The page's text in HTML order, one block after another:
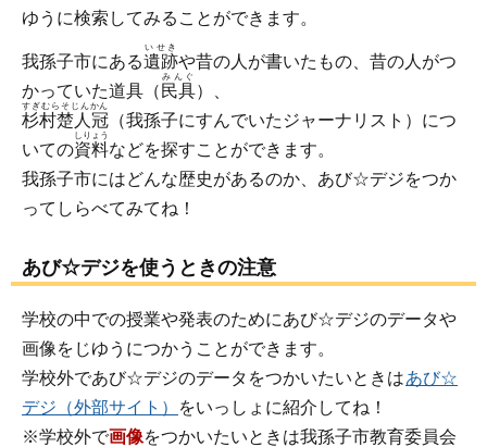
ゆうに検索してみることができます。
我孫子市にある遺跡
いせき
や昔の人が書いたもの、昔の人がつ
かっていた道具（ 民具
みんぐ
）、
杉村楚人冠
すぎむらそじんかん
（我孫子にすんでいたジャーナリスト）につ
いての資料
しりょう
などを探すことができます。
我孫子市にはどんな歴史があるのか、あび☆デジをつか
ってしらべてみてね！
あび☆デジを使うときの注意
学校の中での授業や発表のためにあび☆デジのデータや
画像をじゆうにつかうことができます。
学校外であび☆デジのデータをつかいたいときはあび☆
デジ（外部サイト）
をいっしょに紹介してね！
※学校外で画像をつかいたいときは我孫子市教育委員会